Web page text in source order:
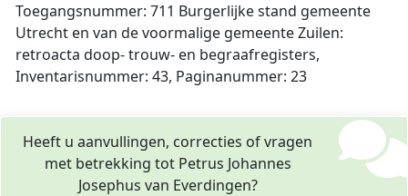
Toegangsnummer: 711 Burgerlijke stand gemeente
Utrecht en van de voormalige gemeente Zuilen:
retroacta doop- trouw- en begraafregisters,
Inventarisnummer: 43, Paginanummer: 23
Heeft u aanvullingen, correcties of vragen
met betrekking tot Petrus Johannes
Josephus van Everdingen?